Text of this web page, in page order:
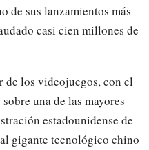
de sus lanzamientos más
casi cien millones de
de los videojuegos, con el
una de las mayores
estadounidense de
gigante tecnológico chino